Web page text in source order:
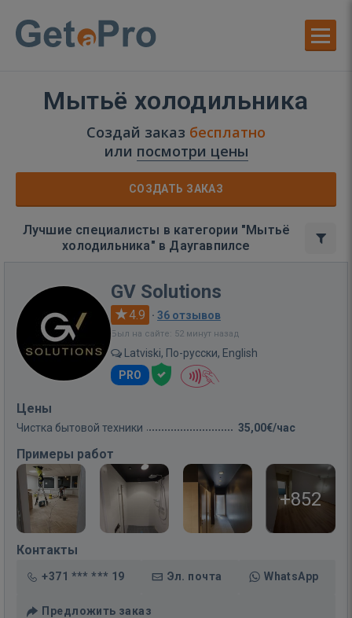
Мытьё холодильника
Создай заказ бесплатно
или посмотри цены
СОЗДАТЬ ЗАКАЗ
Лучшие специалисты в категории "Мытьё
холодильника" в Даугавпилсе
GV Solutions
4.9 · 36 отзывов
Был на сайте: 52 минут назад
Latviski, По-русски, English
PRO
Цены
Чистка бытовой техники 35,00€/час
Примеры работ
+852
Контакты
+371 *** *** 19 Эл. почта WhatsApp
Предложить заказ